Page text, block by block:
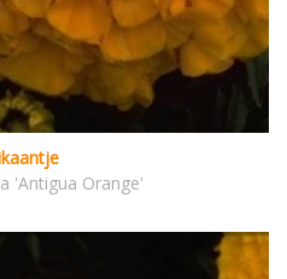
'Antigua Orange'